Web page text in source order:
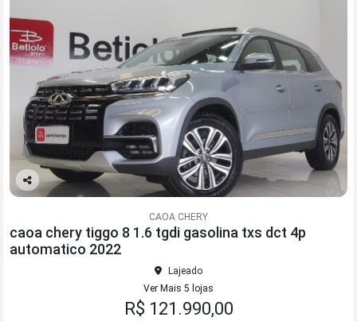
Co
lhe
CAOA CHERY
caoa chery tiggo 8 1.6 tgdi gasolina txs dct 4p
automatico 2022
Lajeado
Ver Mais 5 lojas
R$ 121.990,00